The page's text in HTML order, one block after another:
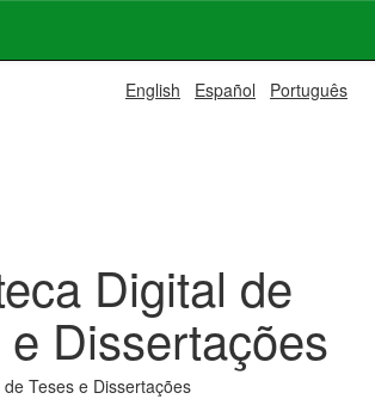
English Español Português
Digital de
e Dissertações
Teses e Dissertações